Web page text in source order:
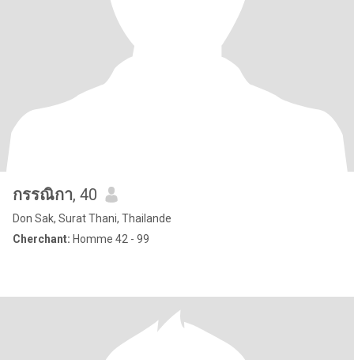
กรรณิกา, 40
Don Sak, Surat Thani, Thailande
Cherchant: Homme 42 - 99